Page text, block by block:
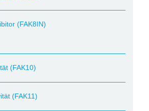
(FAK8IN)
(FAK10)
(FAK11)